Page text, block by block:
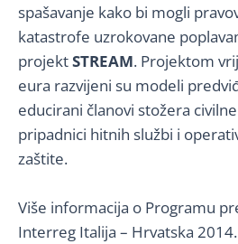
spašavanje kako bi mogli
katastrofe uzrokovane
projektSTREAM. Projektom
eura razvijeni su modeli
educirani članovi stožera
pripadnici hitnih službi i
zaštite.
Više informacija o Programu
Interreg Italija – Hrvatska